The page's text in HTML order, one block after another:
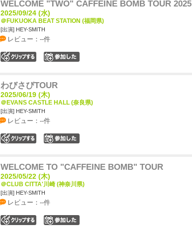
WELCOME "TWO" CAFFEINE BOMB TOUR 2025
2025/09/24 (水)
＠FUKUOKA BEAT STATION (福岡県)
[出演] HEY-SMITH
レビュー：--件
わびさびTOUR
2025/06/19 (木)
＠EVANS CASTLE HALL (奈良県)
[出演] HEY-SMITH
レビュー：--件
WELCOME TO "CAFFEINE BOMB" TOUR
2025/05/22 (木)
＠CLUB CITTA'川崎 (神奈川県)
[出演] HEY-SMITH
レビュー：--件